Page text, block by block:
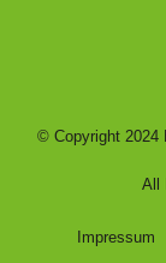
© Copyright 2024
All
Impressum